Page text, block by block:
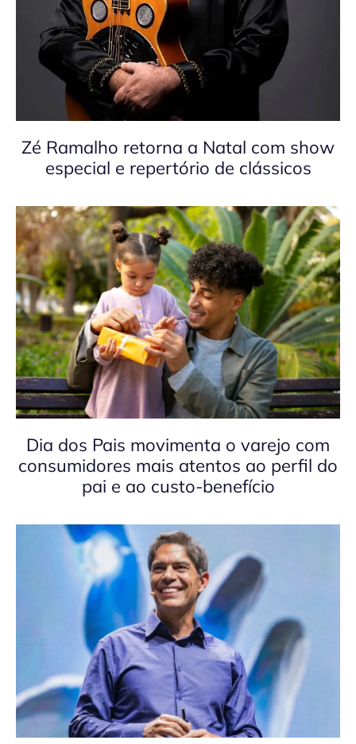
Zé Ramalho retorna a Natal com show
especial e repertório de clássicos
Dia dos Pais movimenta o varejo com
consumidores mais atentos ao perfil do
pai e ao custo-benefício